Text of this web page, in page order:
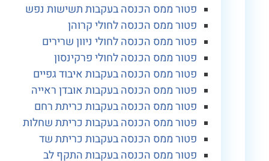
פטור ממס הכנסה בעקבות תשישות נפש
פטור ממס הכנסה לחולי קרוהן
פטור ממס הכנסה לחולי ניוון שרירים
פטור ממס הכנסה לחולי פרקינסון
פטור ממס הכנסה בעקבות איבוד גפיים
פטור ממס הכנסה בעקבות אובדן ראייה
פטור ממס הכנסה בעקבות כריתת רחם
פטור ממס הכנסה בעקבות כריתת שחלות
פטור ממס הכנסה בעקבות כריתת שד
פטור ממס הכנסה בעקבות התקף לב